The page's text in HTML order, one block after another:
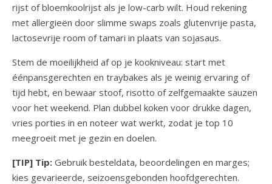
rijst of bloemkoolrijst als je low-carb wilt. Houd rekening
met allergieën door slimme swaps zoals glutenvrije pasta,
lactosevrije room of tamari in plaats van sojasaus.
Stem de moeilijkheid af op je kookniveau: start met
éénpansgerechten en traybakes als je weinig ervaring of
tijd hebt, en bewaar stoof, risotto of zelfgemaakte sauzen
voor het weekend. Plan dubbel koken voor drukke dagen,
vries porties in en noteer wat werkt, zodat je top 10
meegroeit met je gezin en doelen.
[TIP] Tip: Gebruik besteldata, beoordelingen en marges;
kies gevarieerde, seizoensgebonden hoofdgerechten.